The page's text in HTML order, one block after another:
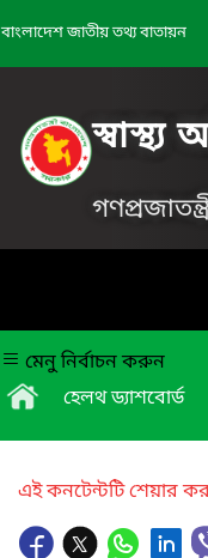
বাংলাদেশ জাতীয় তথ্য বাতায়ন
স্বাস্থ্য
মেনু নির্বাচন করুন
হেলথ ড্যাশবোর্ড
এই কনটেন্টটি শেয়ার